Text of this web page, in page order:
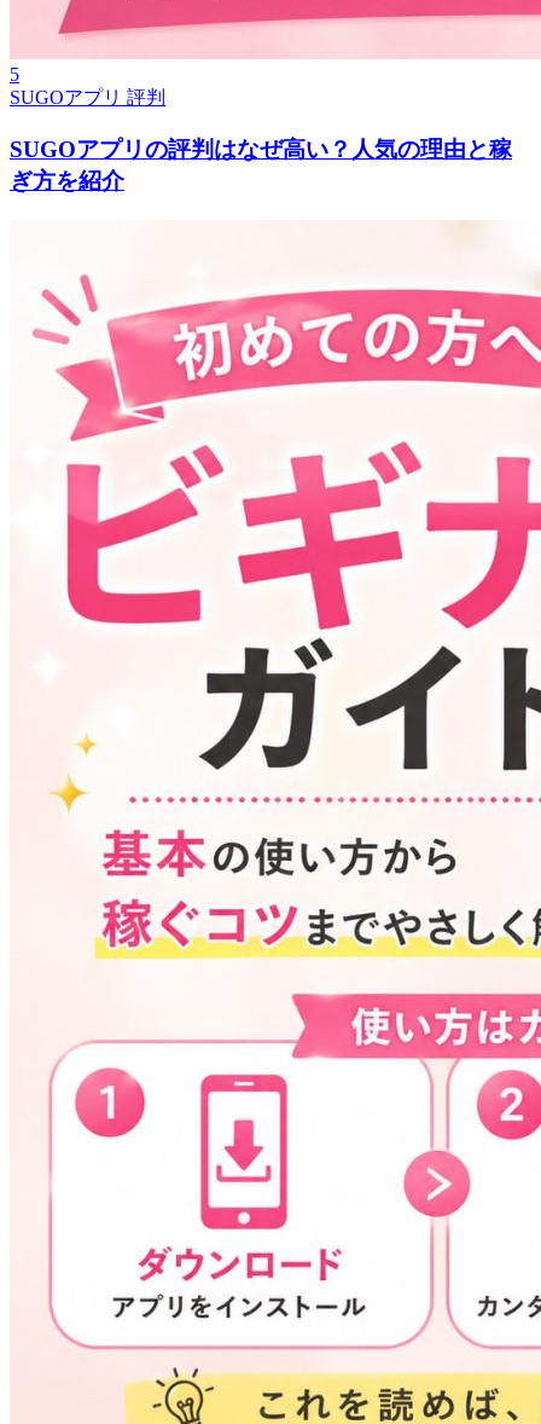
5
SUGOアプリ 評判
SUGOアプリの評判はなぜ高い？人気の理由と稼
ぎ方を紹介